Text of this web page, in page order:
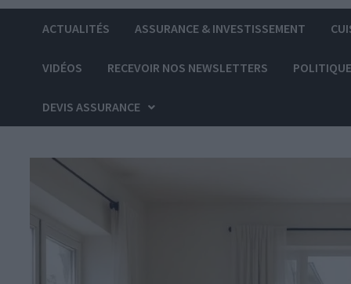
ACTUALITÉS ASSURANCE & INVESTISSEMENT
VIDÉOS RECEVOIR NOS NEWSLETTERS
DEVIS ASSURANCE